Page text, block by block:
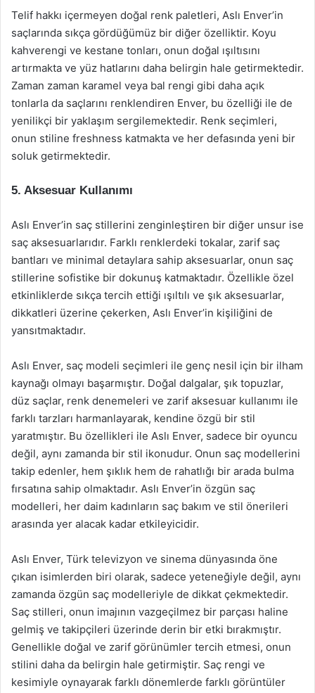
Telif hakkı içermeyen doğal renk paletleri, Aslı Enver’in
saçlarında sıkça gördüğümüz bir diğer özelliktir. Koyu
kahverengi ve kestane tonları, onun doğal ışıltısını
artırmakta ve yüz hatlarını daha belirgin hale getirmektedir.
Zaman zaman karamel veya bal rengi gibi daha açık
tonlarla da saçlarını renklendiren Enver, bu özelliği ile de
yenilikçi bir yaklaşım sergilemektedir. Renk seçimleri,
onun stiline freshness katmakta ve her defasında yeni bir
soluk getirmektedir.
5. Aksesuar Kullanımı
Aslı Enver’in saç stillerini zenginleştiren bir diğer unsur ise
saç aksesuarlarıdır. Farklı renklerdeki tokalar, zarif saç
bantları ve minimal detaylara sahip aksesuarlar, onun saç
stillerine sofistike bir dokunuş katmaktadır. Özellikle özel
etkinliklerde sıkça tercih ettiği ışıltılı ve şık aksesuarlar,
dikkatleri üzerine çekerken, Aslı Enver’in kişiliğini de
yansıtmaktadır.
Aslı Enver, saç modeli seçimleri ile genç nesil için bir ilham
kaynağı olmayı başarmıştır. Doğal dalgalar, şık topuzlar,
düz saçlar, renk denemeleri ve zarif aksesuar kullanımı ile
farklı tarzları harmanlayarak, kendine özgü bir stil
yaratmıştır. Bu özellikleri ile Aslı Enver, sadece bir oyuncu
değil, aynı zamanda bir stil ikonudur. Onun saç modellerini
takip edenler, hem şıklık hem de rahatlığı bir arada bulma
fırsatına sahip olmaktadır. Aslı Enver’in özgün saç
modelleri, her daim kadınların saç bakım ve stil önerileri
arasında yer alacak kadar etkileyicidir.
Aslı Enver, Türk televizyon ve sinema dünyasında öne
çıkan isimlerden biri olarak, sadece yeteneğiyle değil, aynı
zamanda özgün saç modelleriyle de dikkat çekmektedir.
Saç stilleri, onun imajının vazgeçilmez bir parçası haline
gelmiş ve takipçileri üzerinde derin bir etki bırakmıştır.
Genellikle doğal ve zarif görünümler tercih etmesi, onun
stilini daha da belirgin hale getirmiştir. Saç rengi ve
kesimiyle oynayarak farklı dönemlerde farklı görüntüler